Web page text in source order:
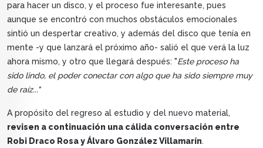
para hacer un disco, y el proceso fue interesante, pues
aunque se encontró con muchos obstáculos emocionales
sintió un despertar creativo, y además del disco que tenía en
mente -y que lanzará el próximo año- salió el que verá la luz
ahora mismo, y otro que llegará después: "Este proceso ha
sido lindo, el poder conectar con algo que ha sido siempre muy
de raíz..."
A propósito del regreso al estudio y del nuevo material,
revisen a continuación una cálida conversación entre
Robi Draco Rosa y Álvaro González Villamarín.